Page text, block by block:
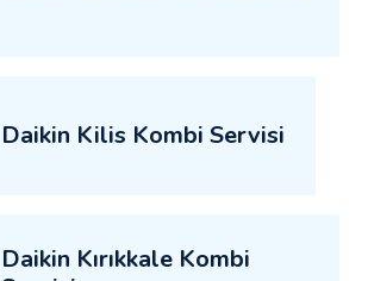
Daikin Kilis Kombi Servisi
Daikin Kırıkkale Kombi